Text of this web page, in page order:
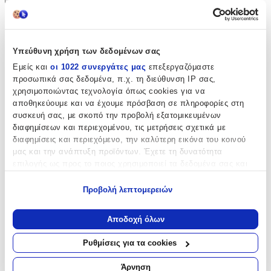
Υπεύθυνη χρήση των δεδομένων σας
Εμείς και οι 1022 συνεργάτες μας επεξεργαζόμαστε
προσωπικά σας δεδομένα, π.χ. τη διεύθυνση IP σας,
χρησιμοποιώντας τεχνολογία όπως cookies για να
αποθηκεύουμε και να έχουμε πρόσβαση σε πληροφορίες στη
συσκευή σας, με σκοπό την προβολή εξατομικευμένων
διαφημίσεων και περιεχομένου, τις μετρήσεις σχετικά με
διαφημίσεις και περιεχόμενο, την καλύτερη εικόνα του κοινού
μας και την ανάπτυξη προϊόντων. Έχετε τη δυνατότητα
Να συλλέξουμε πληροφορίες σχετικά με τη γεωγραφική
σας τοποθεσία, οι οποίες μπορεί να είναι ακριβείς σε
απόσταση μερικών μέτρων
Να αναγνωρίσουμε τη συσκευή σας σαρώνοντας ενεργά
για συγκεκριμένα χαρακτηριστικά (δακτυλικό αποτύπωμα)
Προβολή λεπτομερειών
Αποδοχή όλων
Ρυθμίσεις για τα cookies
Άρνηση
Χαρακτηριστικά
Κατασκευαστής:
Marine Business
Τύπος:
Αντιανεμικό
Υλικό:
Δέρμα
Χρώμα:
Τεμάχια
1
Αξιολογήσεις